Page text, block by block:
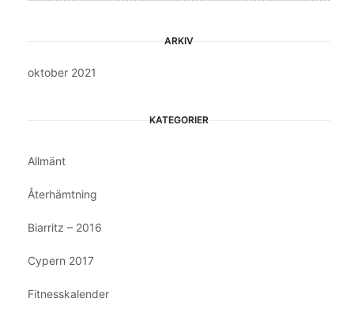
ARKIV
oktober 2021
KATEGORIER
Allmänt
Återhämtning
Biarritz – 2016
Cypern 2017
Fitnesskalender